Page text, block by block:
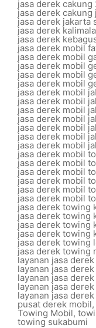
jasa derek cakung
jasa derek
jasa derek jakarta
jasa derek
jasa derek
jasa derek mobil
jasa derek mobil
jasa derek mobil
jasa derek mobil
jasa derek mobil
jasa derek mobil
jasa derek mobil
jasa derek mobil
jasa derek mobil
jasa derek mobil
jasa derek mobil
jasa derek mobil
jasa derek mobil
jasa derek mobil
jasa derek mobil
jasa derek mobil
jasa derek mobil
jasa derek mobil
jasa derek towing
jasa derek towing
jasa derek towing
jasa derek towing
jasa derek towing
jasa derek towing
layanan jasa
layanan jasa
layanan jasa
layanan jasa
layanan jasa
pusat derek mobil,
Towing Mobil,
towing sukabumi